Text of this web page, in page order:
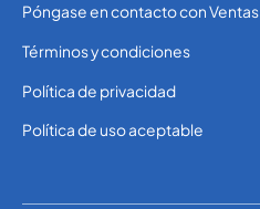
Póngase en contacto con Ventas
Términos y condiciones
Política de privacidad
Política de uso aceptable